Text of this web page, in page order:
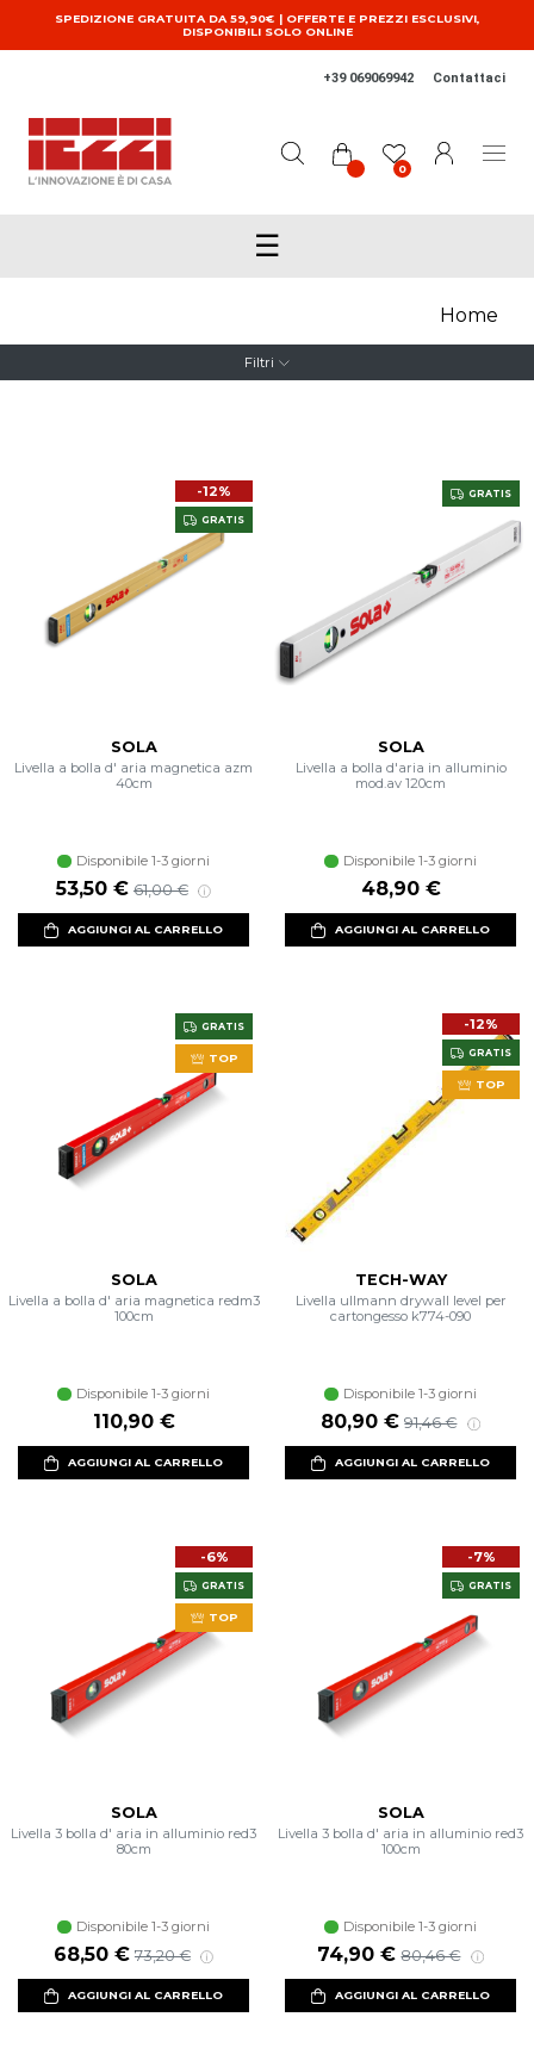
Salta al contenuto principale
SPEDIZIONE GRATUITA DA 59,90€ | OFFERTE E PREZZI ESCLUSIVI,
DISPONIBILI SOLO ONLINE
+39 069069942 Contattaci
0
☰
Home
Filtri
-12%
GRATIS
SOLA
Livella a bolla d' aria magnetica azm
40cm
Disponibile 1-3 giorni
Prezzo scontato
53,50 € Prezzo di listino
61,00 €
AGGIUNGI AL CARRELLO
GRATIS
SOLA
Livella a bolla d'aria in alluminio
mod.av 120cm
Disponibile 1-3 giorni
48,90 €
AGGIUNGI AL CARRELLO
GRATIS
TOP
SOLA
Livella a bolla d' aria magnetica redm3
100cm
Disponibile 1-3 giorni
110,90 €
AGGIUNGI AL CARRELLO
-12%
GRATIS
TOP
TECH-WAY
Livella ullmann drywall level per
cartongesso k774-090
Disponibile 1-3 giorni
Prezzo scontato
80,90 € Prezzo di
91,46 €
AGGIUNGI AL CARRELLO
-6%
GRATIS
TOP
SOLA
Livella 3 bolla d' aria in alluminio red3
80cm
Disponibile 1-3 giorni
Prezzo scontato
68,50 € Prezzo di listino
73,20 €
AGGIUNGI AL CARRELLO
-7%
GRATIS
SOLA
Livella 3 bolla d' aria in alluminio red3
100cm
Disponibile 1-3 giorni
Prezzo scontato
74,90 € Prezzo di listino
80,46 €
AGGIUNGI AL CARRELLO